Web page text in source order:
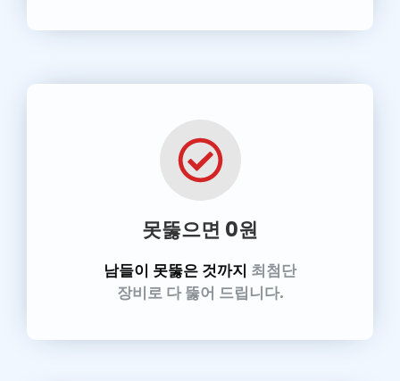
못뚫으면 0원
남들이 못뚫은 것까지 최첨단
장비로 다 뚫어 드립니다.